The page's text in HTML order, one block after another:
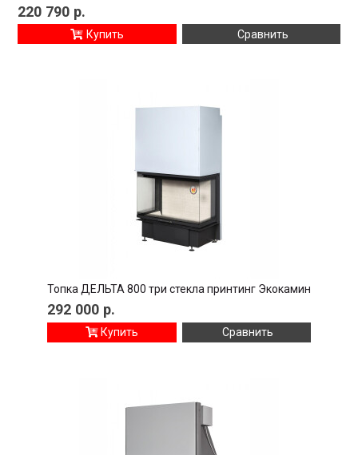
220 790 р.
Купить Сравнить
Топка ДЕЛЬТА 800 три стекла принтинг Экокамин
292 000 р.
Купить Сравнить